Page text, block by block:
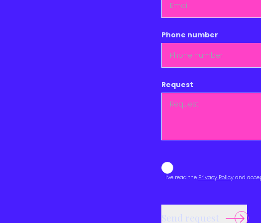
Phone number
Request
Data protection
I've read the Privacy Policyand
Send request